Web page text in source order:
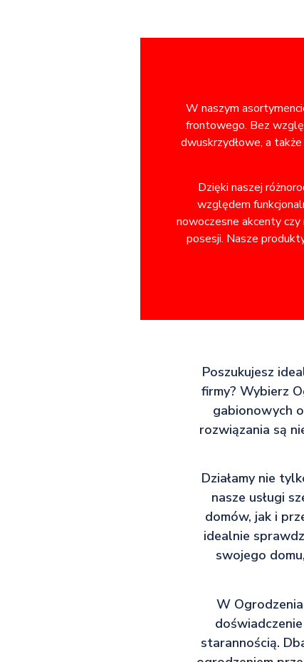
W naszym
frontowego. Bez
dwuskrzydłowe, a
Dzięki naszej
względem
nowoczesne akcenty
posesji. Nasze
Poszukujesz
firmy? Wybierz
gabionowych
rozwiązania są
Działamy nie
nasze usługi
domów, jak i
idealnie
swojego
W
starannością.